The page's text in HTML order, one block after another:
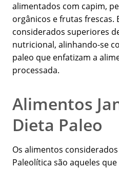
alimentados com capim,
orgânicos e frutas frescas.
considerados superiores
nutricional, alinhando-se
paleo que enfatizam a
processada.
Alimentos
Dieta Paleo
Os alimentos
Paleolítica são aqueles